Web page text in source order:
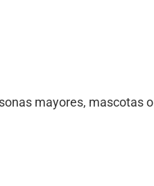
mayores, mascotas o